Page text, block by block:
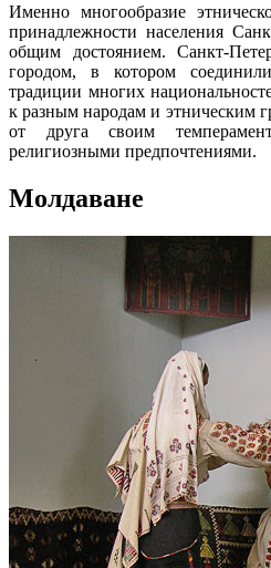
Именно многообразие
принадлежности населения
общим достоянием. Санкт-
городом, в котором
традиции многих
к разным народам и этническим
от друга своим
религиозными предпочтениями.
Молдаване